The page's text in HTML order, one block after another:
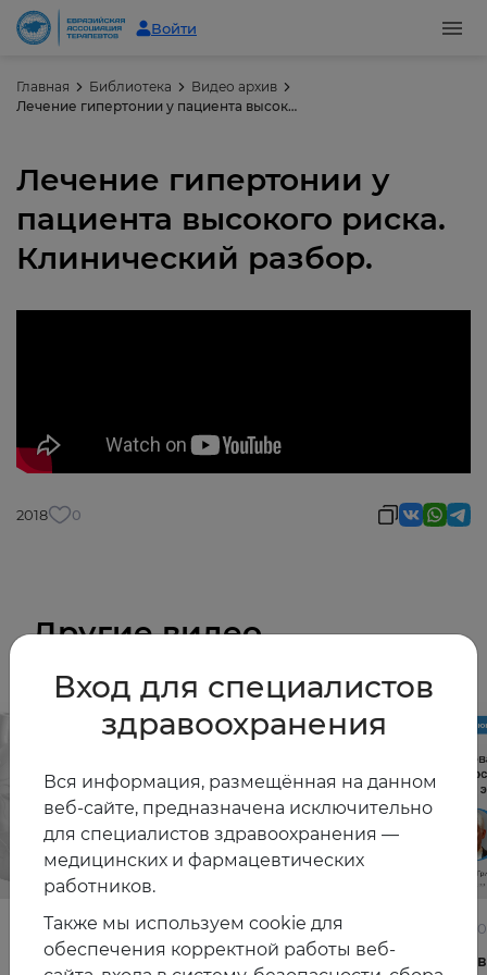
Войти
Главная Библиотека
Видео архив
Лечение гипертонии у пациента высокого риска. Клинический разбор.
Лечение гипертонии у
пациента высокого риска.
Клинический разбор.
2018 0
Другие видео
22.06.2026
Постменопауза на приёме: алгоритмы для
Вход для специалистов
здравоохранения
Вся информация, размещённая на данном
веб-сайте, предназначена исключительно
для специалистов здравоохранения —
медицинских и фармацевтических
работников.
Также мы используем cookie для
обеспечения корректной работы веб-